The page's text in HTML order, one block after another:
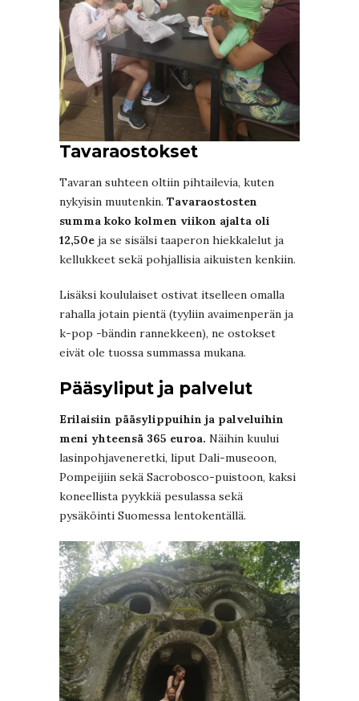
Tavaraostokset
Tavaran suhteen oltiin pihtailevia, kuten
nykyisin muutenkin. Tavaraostosten
summa koko kolmen viikon ajalta oli
12,50e ja se sisälsi taaperon hiekkalelut ja
kellukkeet sekä pohjallisia aikuisten kenkiin.
Lisäksi koululaiset ostivat itselleen omalla
rahalla jotain pientä (tyyliin avaimenperän ja
k-pop -bändin rannekkeen), ne ostokset
eivät ole tuossa summassa mukana.
Pääsyliput ja palvelut
Erilaisiin pääsylippuihin ja palveluihin
meni yhteensä 365 euroa. Näihin kuului
lasinpohjaveneretki, liput Dali-museoon,
Pompeijiin sekä Sacrobosco-puistoon, kaksi
koneellista pyykkiä pesulassa sekä
pysäköinti Suomessa lentokentällä.